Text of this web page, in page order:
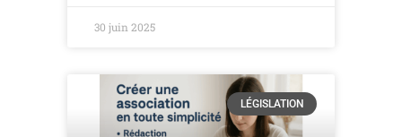
30 juin 2025
LÉGISLATION